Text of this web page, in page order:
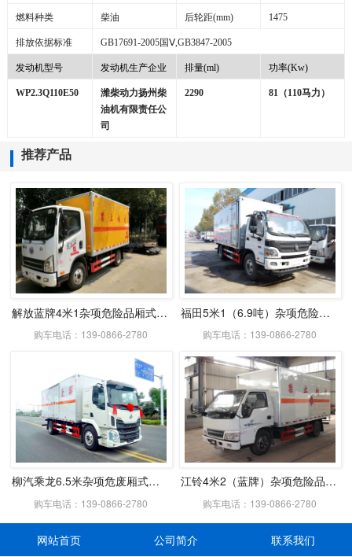
燃料种类 柴油 后轮距(mm) 1475
排放依据标准 GB17691-2005国Ⅴ,GB3847-2005
发动机型号 发动机生产企业 排量(ml) 功率(Kw)
WP2.3Q110E50
潍柴动力扬州柴
油机有限责任公
司
2290 81（110马力）
推荐产品
解放蓝牌4米1杂项危险品厢式运输车
购车电话：139-0866-2780
福田5米1（6.9吨）杂项危险品厢式车
购车电话：139-0866-2780
柳汽乘龙6.5米杂项危废厢式运输车
购车电话：139-0866-2780
江铃4米2（蓝牌）杂项危险品厢式车
购车电话：139-0866-2780
网站首页 公司简介 联系我们